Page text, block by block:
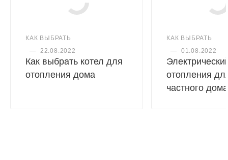
КАК ВЫБРАТЬ
—
22.08.2022
Как выбрать котел для
отопления дома
КАК ВЫБРАТЬ
—
01.08.2022
отопления
частного дома